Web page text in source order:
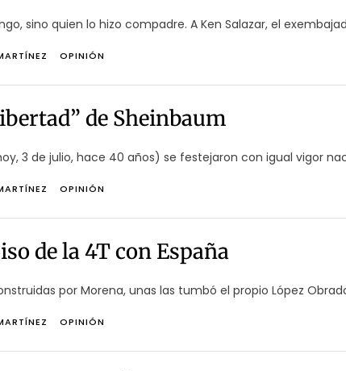
sino quien lo hizo compadre. A Ken Salazar, el
OPINIÓN
de Sheinbaum
3 de julio, hace 40 años) se festejaron con igual vigor
OPINIÓN
de la 4T con España
por Morena, unas las tumbó el propio López
OPINIÓN